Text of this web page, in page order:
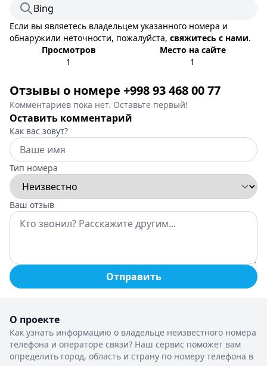
Bing
Если вы являетесь владельцем указанного номера и
обнаружили неточности, пожалуйста, свяжитесь с нами.
Просмотров
1
Место на сайте
1
Отзывы о номере +998 93 468 00 77
Комментариев пока нет. Оставьте первый!
Оставить комментарий
Как вас зовут?
Тип номера
Ваш отзыв
Отправить
О проекте
Как узнать информацию о владельце неизвестного номера
телефона и операторе связи? Наш сервис поможет вам
определить город, область и страну по номеру телефона в